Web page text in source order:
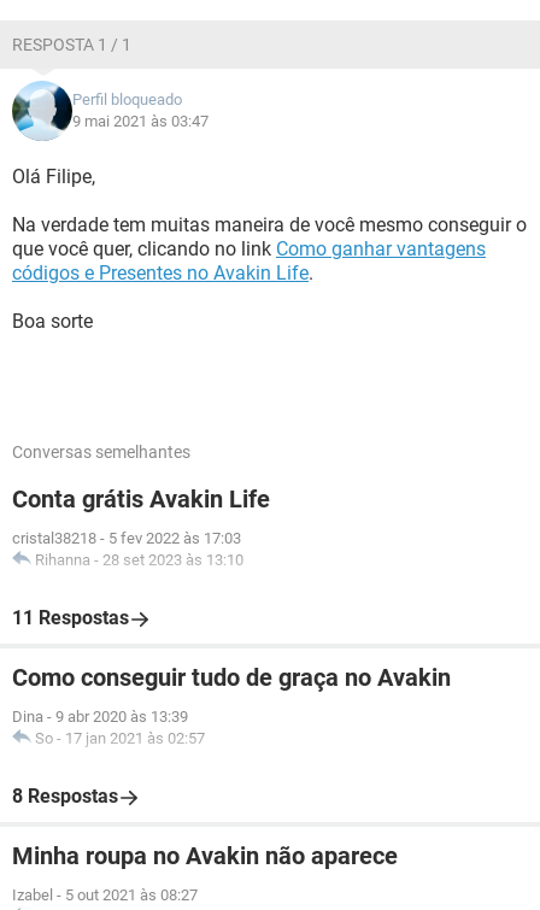
RESPOSTA 1 / 1
Perfil bloqueado
9 mai 2021 às 03:47
Olá Filipe,
Na verdade tem muitas maneira de você mesmo conseguir o
que você quer, clicando no link Como ganhar vantagens
códigos e Presentes no Avakin Life.
Boa sorte
Conversas semelhantes
Conta grátis Avakin Life
cristal38218 - 5 fev 2022 às 17:03
Rihanna - 28 set 2023 às 13:10
11 Respostas
Como conseguir tudo de graça no Avakin
Dina - 9 abr 2020 às 13:39
So - 17 jan 2021 às 02:57
8 Respostas
Minha roupa no Avakin não aparece
Izabel - 5 out 2021 às 08:27